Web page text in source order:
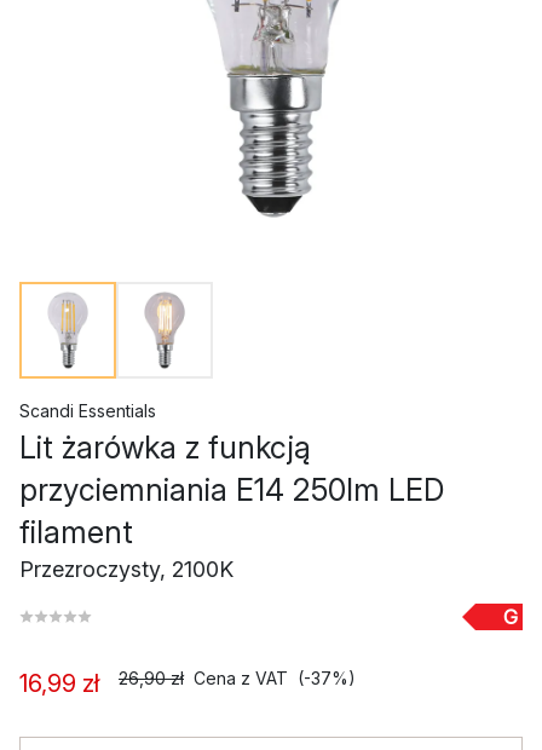
Scandi Essentials
Lit żarówka z funkcją
przyciemniania E14 250lm LED
filament
Przezroczysty, 2100K
G
16,99 zł 26,90 zł Cena z VAT (-37%)